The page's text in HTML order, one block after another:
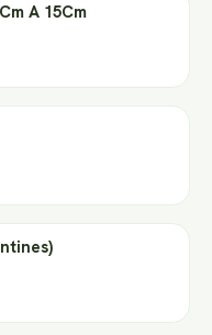
A 15Cm